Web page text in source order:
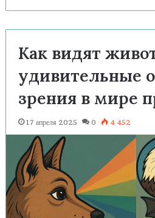
Как видят
удивительные
зрения в мире
17 апреля 2025 0 4 452